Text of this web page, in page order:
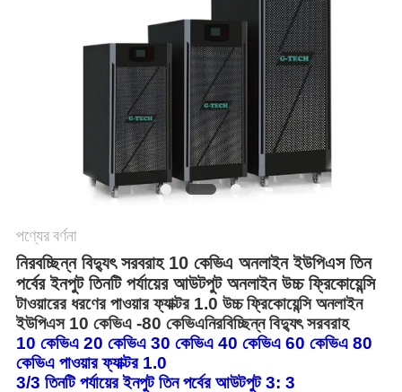
পণ্যের বর্ণনা
নিরবচ্ছিন্ন বিদ্যুৎ সরবরাহ 10 কেভিএ অনলাইন ইউপিএস তিন
পর্বের ইনপুট তিনটি পর্যায়ের আউটপুট অনলাইন উচ্চ ফ্রিকোয়েন্সি
টাওয়ারের ধরণের পাওয়ার ফ্যাক্টর 1.0 উচ্চ ফ্রিকোয়েন্সি অনলাইন
ইউপিএস 10 কেভিএ -80 কেভিএনিরবিচ্ছিন্ন বিদ্যুৎ সরবরাহ
10 কেভিএ 20 কেভিএ 30 কেভিএ 40 কেভিএ 60 কেভিএ 80
কেভিএ পাওয়ার ফ্যাক্টর 1.0
3/3 তিনটি পর্যায়ের ইনপুট তিন পর্বের আউটপুট 3: 3